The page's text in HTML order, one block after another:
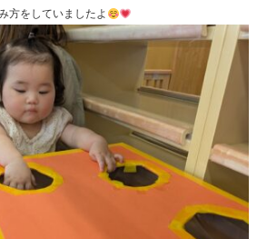
方をしていましたよ